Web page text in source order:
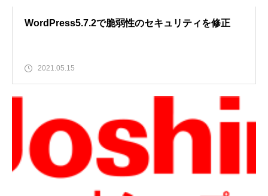
WordPress5.7.2で脆弱性のセキュリティを修正
2021.05.15